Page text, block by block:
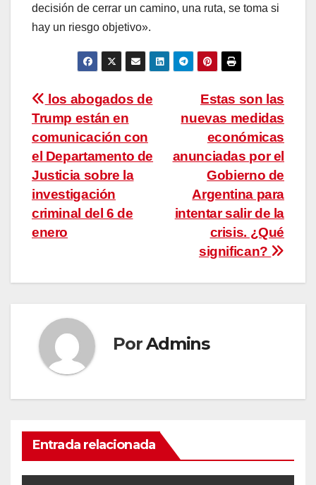
decisión de cerrar un camino, una ruta, se toma si
hay un riesgo objetivo».
Navegación
de
entradas
Estas son las
nuevas medidas
económicas
anunciadas por el
Gobierno de
Argentina para
intentar salir de la
crisis. ¿Qué
significan?
los abogados de
Trump están en
comunicación con
el Departamento de
Justicia sobre la
investigación
criminal del 6 de
enero
PorAdmins
Entrada relacionada